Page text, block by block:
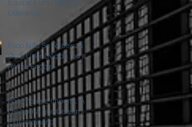
Equipe é um Grito por
Liderança
Foco Não Se Terceiriza -
Ou o Líder Decide, ou a
Rotina Engole
Foco no que Importa: A
Disciplina que Constrói o
Extraordinário